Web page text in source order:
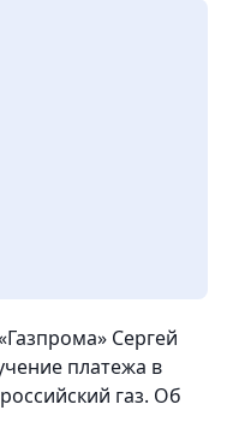
Сергей
платежа в
газ. Об